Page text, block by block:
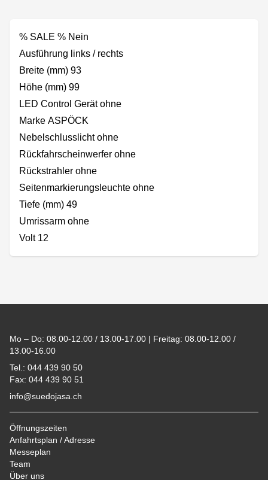
% SALE % Nein
Ausführung links / rechts
Breite (mm) 93
Höhe (mm) 99
LED Control Gerät ohne
Marke ASPÖCK
Nebelschlusslicht ohne
Rückfahrscheinwerfer ohne
Rückstrahler ohne
Seitenmarkierungsleuchte ohne
Tiefe (mm) 49
Umrissarm ohne
Volt 12
Mo – Do: 08.00-12.00 / 13.00-17.00 | Freitag: 08.00-12.00 /
13.00-16.00
Tel.: 044 439 90 50
Fax: 044 439 90 51
info@suedojasa.ch
Öffnungszeiten
Anfahrtsplan / Adresse
Messeplan
Team
Über uns